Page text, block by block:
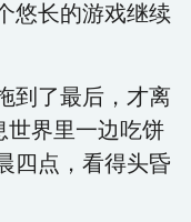
悠长的游戏继续
到了最后，才离
世界里一边吃饼
四点，看得头昏